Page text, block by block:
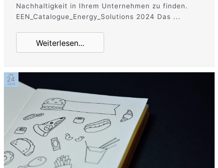
Nachhaltigkeit in Ihrem Unternehmen zu finden.
EEN_Catalogue_Energy_Solutions 2024 Das ...
Weiterlesen...
Mai
24
2024